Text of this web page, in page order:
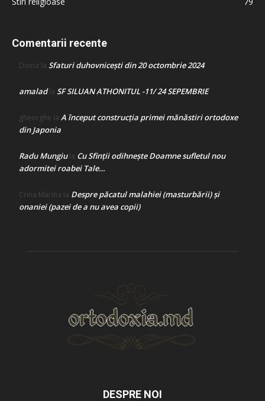
Comentarii recente
Doina la Sfaturi duhovnicești din 20 octombrie 2024
amaladla SF SILUAN ATHONITUL -11/ 24 SEPEMBRIE
gheorghe la A început construcţia primei mănăstiri ortodoxe
din Japonia
Radu Mungiula Cu Sfinții odihnește Doamne sufletul nou
adormitei roabei Tale…
Crina Marina la Despre păcatul malahiei (masturbării) şi
onaniei (pazei de a nu avea copii)
DESPRE NOI